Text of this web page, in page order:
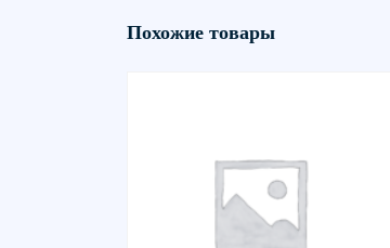
Похожие товары